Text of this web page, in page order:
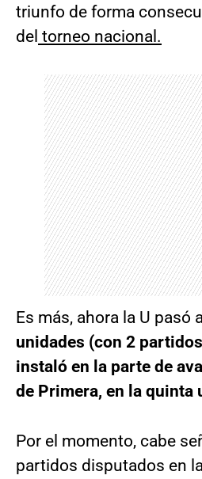
triunfo de forma
del torneo nacional.
Es más, ahora la U pasó
unidades (con 2
instaló en la parte de
de Primera, en la quinta
Por el momento, cabe
partidos disputados en